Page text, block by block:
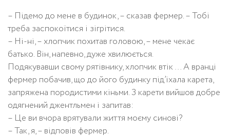
– Підемо до мене в будинок, – сказав фермер. – Тобі
треба заспокоїтися і зігрітися.
– Ні-ні, – хлопчик похитав головою, – мене чекає
батько. Він, напевно, дуже хвилюється.
Подякувавши свому рятівнику, хлопчик втік … А вранці
фермер побачив, що до його будинку під’їхала карета,
запряжена породистими кіньми. З карети вийшов добре
одягнений джентльмен і запитав:
– Це ви вчора врятували життя моєму синові?
– Так, я, – відповів фермер.